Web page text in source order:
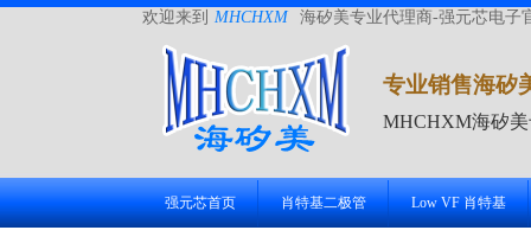
欢迎来到 MHCHXM 海矽美专业代理商-强元芯电子
专业销售海矽
MHCHXM海矽
强元芯首页 肖特基二极管 Low VF 肖特基